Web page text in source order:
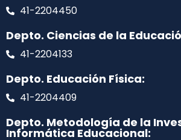
41-2204450
Depto. Ciencias de la
41-2204133
Depto. Educación Física:
41-2204409
Depto. Metodología de la
Informática Educacional: